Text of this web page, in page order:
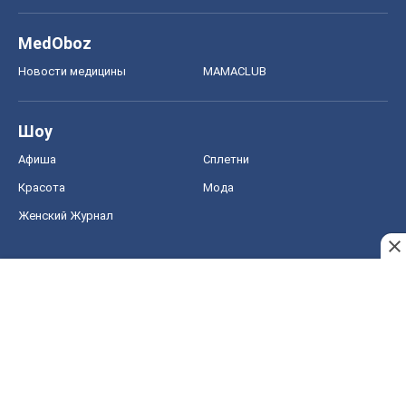
MedOboz
Новости медицины MAMACLUB
Шоу
Афиша Сплетни
Красота Мода
Женский Журнал